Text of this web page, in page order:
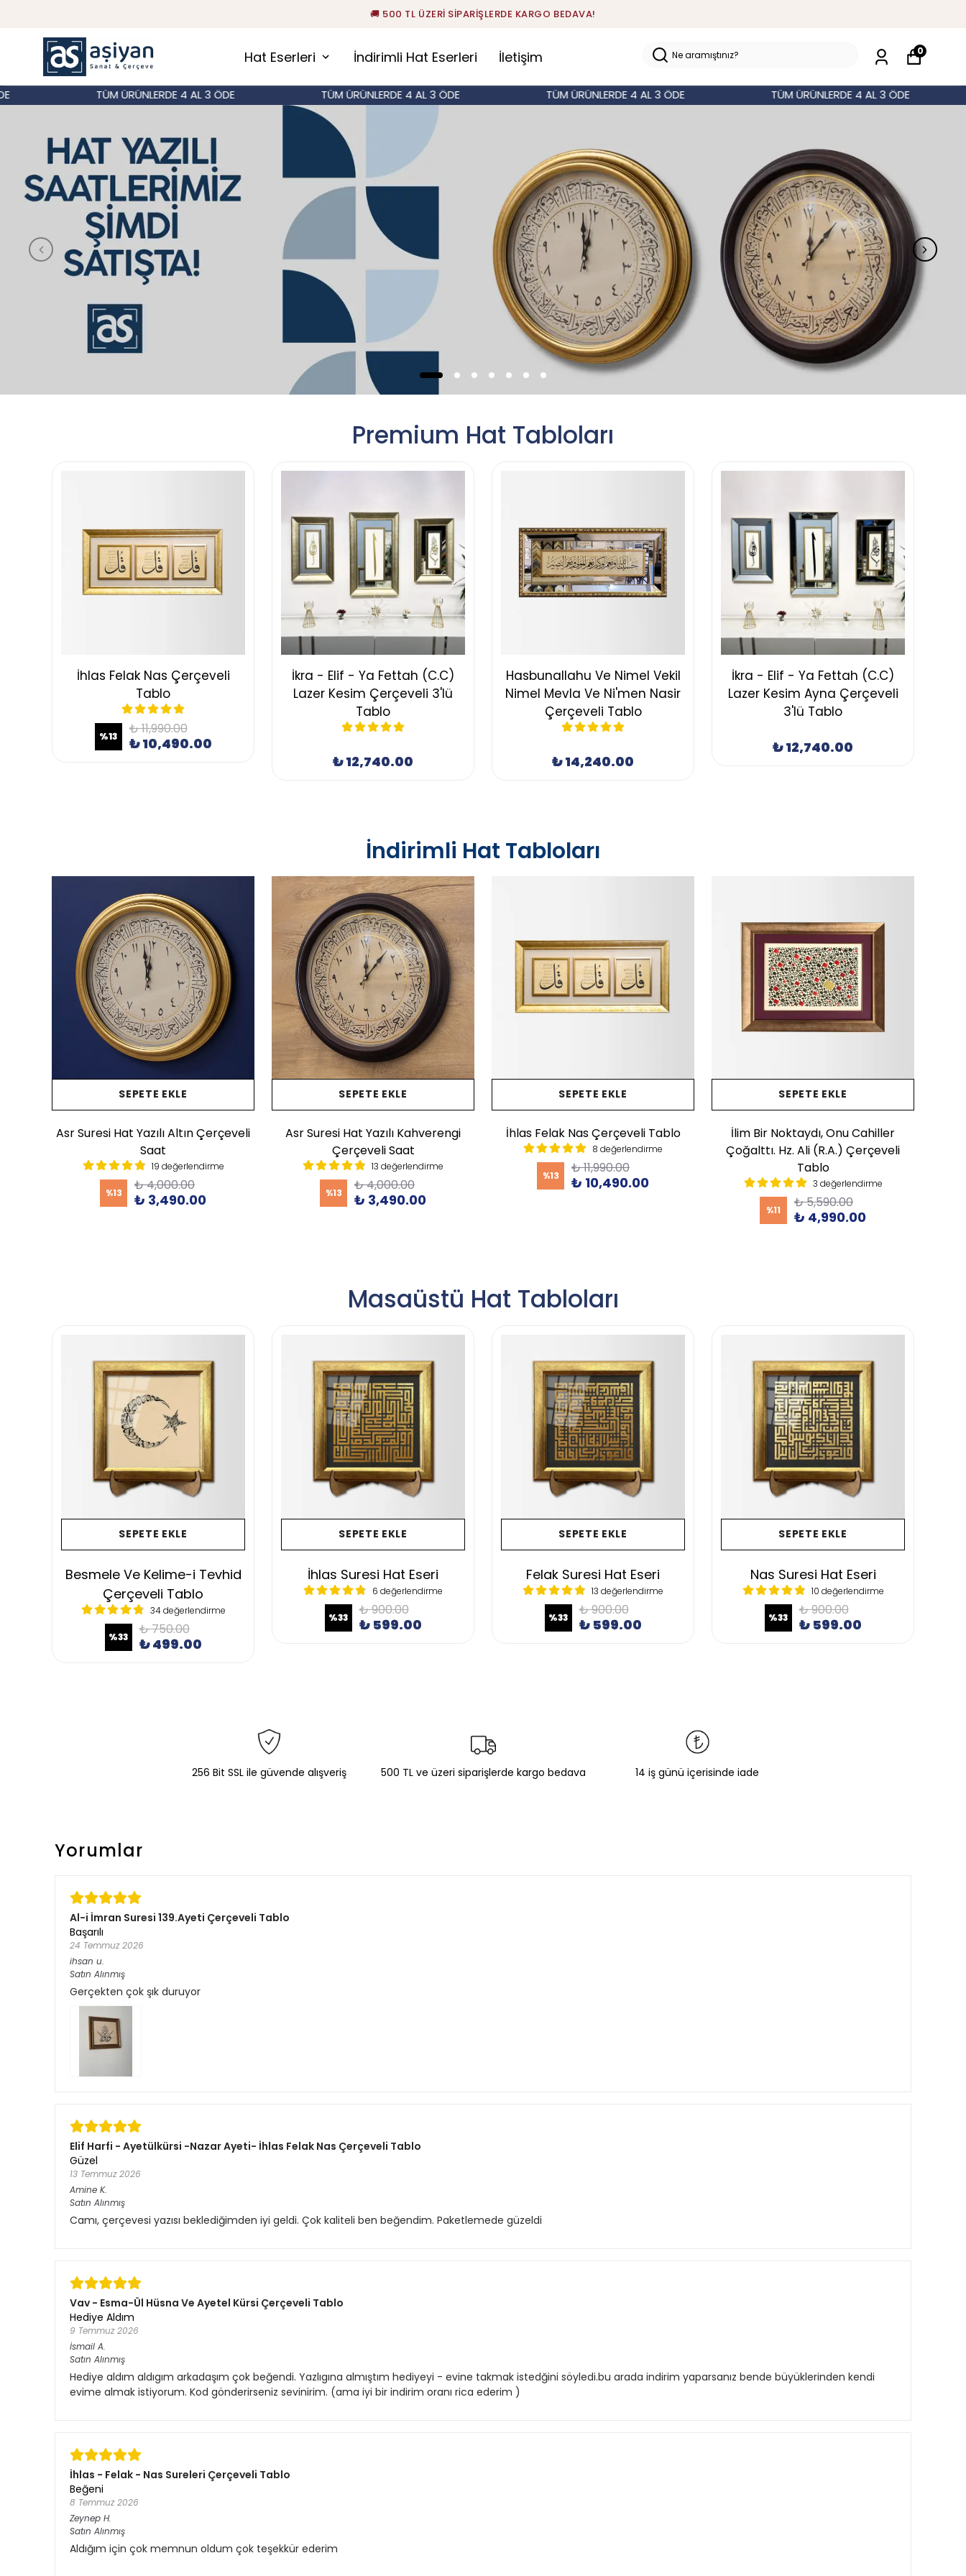
🚚 500 TL ÜZERİ SİPARİŞLERDE KARGO BEDAVA!
Hat Eserleri İndirimli Hat Eserleri İletişim 0
TÜM ÜRÜNLERDE 4 AL 3 ÖDE TÜM ÜRÜNLERDE 4 AL 3 ÖDE TÜM ÜRÜNLERDE 4 AL 3 ÖDE TÜM ÜRÜNLERDE 4 AL 3 ÖDE
Premium Hat Tabloları
İhlas Felak Nas Çerçeveli
Tablo
%13 ₺ 11,990.00
₺ 10,490.00
İkra - Elif - Ya Fettah (C.C)
Lazer Kesim Çerçeveli 3'lü
Tablo
₺ 12,740.00
Hasbunallahu Ve Nimel Vekil
Nimel Mevla Ve Ni'men Nasir
Çerçeveli Tablo
₺ 14,240.00
İkra - Elif - Ya Fettah (C.C)
Lazer Kesim Ayna Çerçeveli
3'lü Tablo
₺ 12,740.00
İndirimli Hat Tabloları
SEPETE EKLE
Asr Suresi Hat Yazılı Altın Çerçeveli
Saat
19 değerlendirme
%13 ₺ 4,000.00
₺ 3,490.00
SEPETE EKLE
Asr Suresi Hat Yazılı Kahverengi
Çerçeveli Saat
13 değerlendirme
%13 ₺ 4,000.00
₺ 3,490.00
SEPETE EKLE
İhlas Felak Nas Çerçeveli Tablo
8 değerlendirme
%13 ₺ 11,990.00
₺ 10,490.00
SEPETE EKLE
İlim Bir Noktaydı, Onu Cahiller
Çoğalttı. Hz. Ali (R.A.) Çerçeveli
Tablo
3 değerlendirme
%11 ₺ 5,590.00
₺ 4,990.00
Masaüstü Hat Tabloları
SEPETE EKLE
Besmele Ve Kelime-i Tevhid
Çerçeveli Tablo
34 değerlendirme
%33 ₺ 750.00
₺ 499.00
SEPETE EKLE
İhlas Suresi Hat Eseri
6 değerlendirme
%33 ₺ 900.00
₺ 599.00
SEPETE EKLE
Felak Suresi Hat Eseri
13 değerlendirme
%33 ₺ 900.00
₺ 599.00
SEPETE EKLE
Nas Suresi Hat Eseri
10 değerlendirme
%33 ₺ 900.00
₺ 599.00
256 Bit SSL ile güvende alışveriş 500 TL ve üzeri siparişlerde kargo bedava 14 iş günü içerisinde iade
Yorumlar
Al-i İmran Suresi 139.Ayeti Çerçeveli Tablo
Başarılı
24 Temmuz 2026
ihsan u.
Satın Alınmış
Gerçekten çok şık duruyor
Elif Harfi - Ayetülkürsi -Nazar Ayeti- İhlas Felak Nas Çerçeveli Tablo
Güzel
13 Temmuz 2026
Amine K.
Satın Alınmış
Camı, çerçevesi yazısı beklediğimden iyi geldi. Çok kaliteli ben beğendim. Paketlemede güzeldi
Vav - Esma-Ül Hüsna Ve Ayetel Kürsi Çerçeveli Tablo
Hediye Aldım
9 Temmuz 2026
İsmail A.
Satın Alınmış
Hediye aldım aldıgım arkadaşım çok beğendi. Yazlıgına almıştım hediyeyi - evine takmak istedğini söyledi.bu arada indirim yaparsanız bende büyüklerinden kendi
evime almak istiyorum. Kod gönderirseniz sevinirim. (ama iyi bir indirim oranı rica ederim )
İhlas - Felak - Nas Sureleri Çerçeveli Tablo
Beğeni
8 Temmuz 2026
Zeynep H.
Satın Alınmış
Aldığım için çok memnun oldum çok teşekkür ederim